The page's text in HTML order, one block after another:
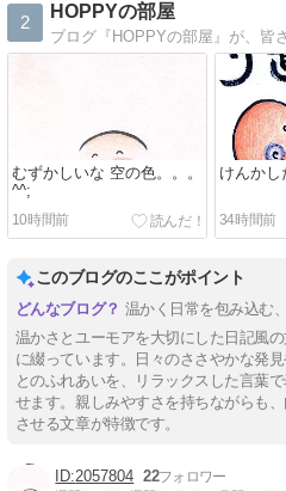
2
HOPPYの部屋
むずかしいな 空の色。。。
^^;
10時間前
けんか
34時間前
このブログのここがポイント
温かく日常を包み込む
温かさとユーモアを大切にした日記風
に綴っています。日々のささやかな発
とのふれあいを、リラックスした言葉
せます。親しみやすさを持ちながらも
させる文章が特徴です。
2057804 22